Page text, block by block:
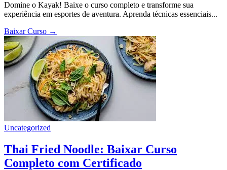
Domine o Kayak! Baixe o curso completo e transforme sua
experiência em esportes de aventura. Aprenda técnicas essenciais...
Baixar Curso →
Uncategorized
Thai Fried Noodle: Baixar Curso
Completo com Certificado